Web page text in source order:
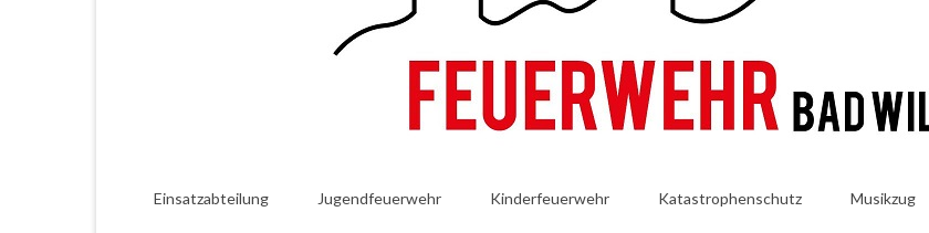
Einsatzabteilung Jugendfeuerwehr Kinderfeuerwehr Katastrophenschutz Musikzug